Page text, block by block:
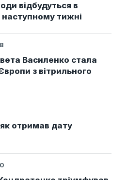
відбудуться в
тижні
Василенко стала
з вітрильного
отримав дату